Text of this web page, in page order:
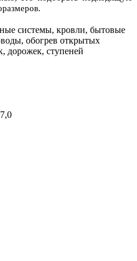
системы, кровли, бытовые
обогрев открытых
дорожек, ступеней